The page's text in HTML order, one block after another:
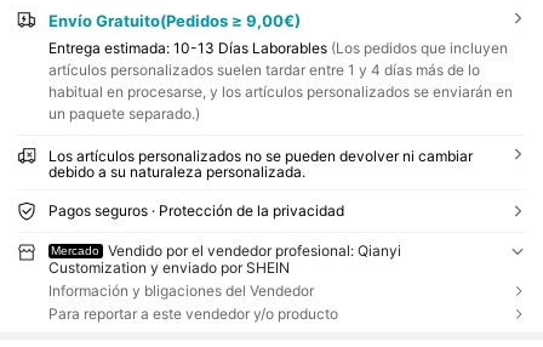
Envío Gratuito(Pedidos ≥ 9,00€)
Entrega estimada: 10-13 Días Laborables (Los pedidos que incluyen
artículos personalizados suelen tardar entre 1 y 4 días más de lo
habitual en procesarse, y los artículos personalizados se enviarán en
un paquete separado.)
Los artículos personalizados no se pueden devolver ni cambiar
debido a su naturaleza personalizada.
Pagos seguros · Protección de la privacidad
Mercado
Vendido por el vendedor profesional: Qianyi
Customization y enviado por SHEIN
Información y bligaciones del Vendedor
Para reportar a este vendedor y/o producto